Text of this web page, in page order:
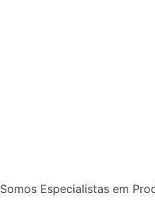
Somos Especialistas em